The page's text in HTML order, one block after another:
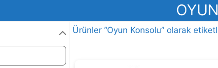
Ürünler “Oyun Konsolu” olarak